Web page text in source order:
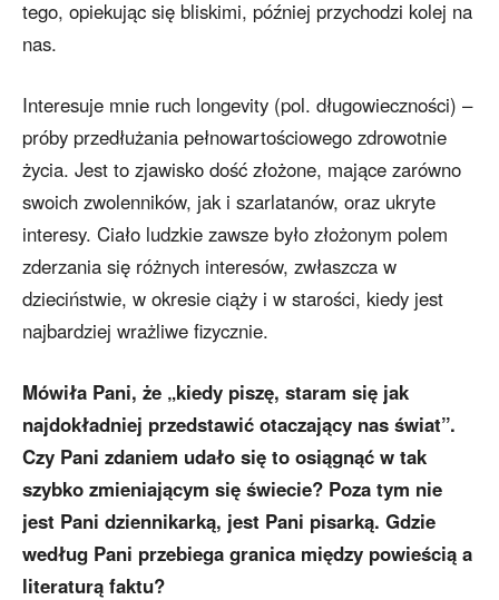
tego, opiekując się bliskimi, później przychodzi kolej na
nas.
Interesuje mnie ruch longevity (pol. długowieczności) –
próby przedłużania pełnowartościowego zdrowotnie
życia. Jest to zjawisko dość złożone, mające zarówno
swoich zwolenników, jak i szarlatanów, oraz ukryte
interesy. Ciało ludzkie zawsze było złożonym polem
zderzania się różnych interesów, zwłaszcza w
dzieciństwie, w okresie ciąży i w starości, kiedy jest
najbardziej wrażliwe fizycznie.
Mówiła Pani, że „kiedy piszę, staram się jak
najdokładniej przedstawić otaczający nas świat”.
Czy Pani zdaniem udało się to osiągnąć w tak
szybko zmieniającym się świecie? Poza tym nie
jest Pani dziennikarką, jest Pani pisarką. Gdzie
według Pani przebiega granica między powieścią a
literaturą faktu?